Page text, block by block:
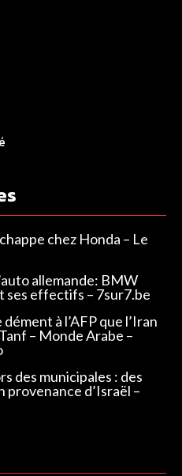
chez Honda – Le
allemande: BMW
ses effectifs – 7sur7.be
à l’AFP que l’Iran
– Monde Arabe –
des municipales : des
provenance d’Israël –